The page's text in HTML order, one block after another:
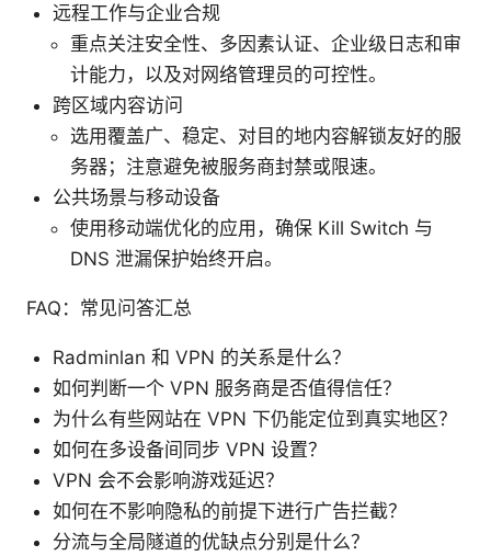
远程工作与企业合规
重点关注安全性、多因素认证、企业级日志和审
计能力，以及对网络管理员的可控性。
跨区域内容访问
选用覆盖广、稳定、对目的地内容解锁友好的服
务器；注意避免被服务商封禁或限速。
公共场景与移动设备
使用移动端优化的应用，确保 Kill Switch 与
DNS 泄漏保护始终开启。
FAQ：常见问答汇总
Radminlan 和 VPN 的关系是什么？
如何判断一个 VPN 服务商是否值得信任？
为什么有些网站在 VPN 下仍能定位到真实地区？
如何在多设备间同步 VPN 设置？
VPN 会不会影响游戏延迟？
如何在不影响隐私的前提下进行广告拦截？
分流与全局隧道的优缺点分别是什么？